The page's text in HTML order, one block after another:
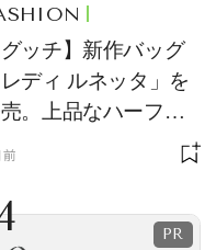
グッチ】新作バッグ
レディ ルネッタ」を
。上品なハーフム
ン型がスタイリング